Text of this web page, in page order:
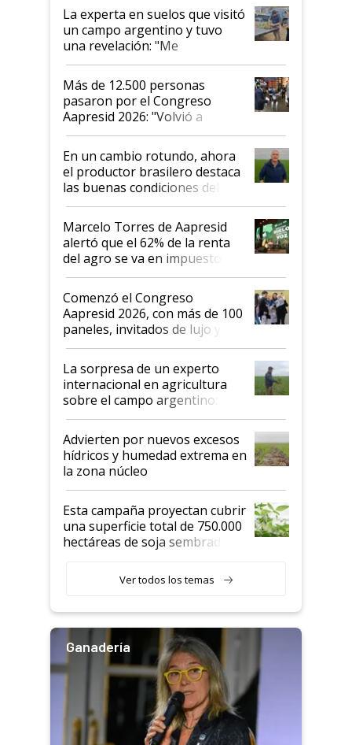
La experta en suelos que visitó
un campo argentino y tuvo
una revelación: "Me
impresionó mucho"
Más de 12.500 personas
pasaron por el Congreso
Aapresid 2026: "Volvió a
demostrar que hablar del
suelo es hablar de todo el
sistema productivo"
En un cambio rotundo, ahora
el productor brasilero destaca
las buenas condiciones del
agro argentino para invertir:
"Los veo más motivados"
Marcelo Torres de Aapresid
alertó que el 62% de la renta
del agro se va en impuestos:
"No es bueno que en
Argentina se sigan discutiendo
las mismas cosas de hace 50
años"
Comenzó el Congreso
Aapresid 2026, con más de 100
paneles, invitados de lujo y
todas las tendencias
La sorpresa de un experto
internacional en agricultura
sobre el campo argentino:
"Estoy muy impresionado"
Advierten por nuevos excesos
hídricos y humedad extrema en
la zona núcleo
Esta campaña proyectan cubrir
una superficie total de 750.000
hectáreas de soja sembradas
variedades que marcan un
salto tecnológico en genética y
Ver todos los temas
Ganadería